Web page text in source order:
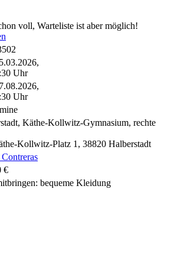
voll, Warteliste ist aber möglich!
Uhr
Uhr
Käthe-Kollwitz-Gymnasium, rechte
Kollwitz-Platz 1, 38820 Halberstadt
Contreras
€
bequeme Kleidung